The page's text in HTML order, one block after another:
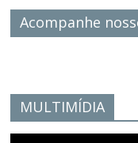
Acompanhe
MULTIMÍDIA